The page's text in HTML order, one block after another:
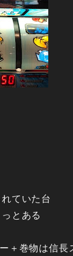
ていた台
とある
＋巻物は信長